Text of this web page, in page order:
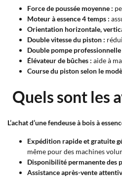
Force de poussée moyenne :
Moteur à essence 4 temps :
Orientation horizontale,
Double vitesse du piston :
Double pompe professionnelle
Élévateur de bûches : aide à
Course du piston selon le
Quels sont les
L’achat d’une fendeuse à bois à
Expédition rapide et gratuite
même pour des machines
Disponibilité permanente des
Assistance après-vente